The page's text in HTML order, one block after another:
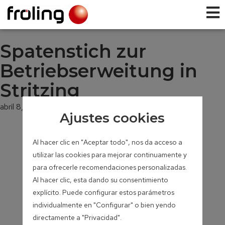
Spatenstich zur
Betriebserweitung in
Stritzing
abril 8, 2011
Ajustes cookies
Al hacer clic en "Aceptar todo", nos da acceso a
utilizar las cookies para mejorar continuamente y
para ofrecerle recomendaciones personalizadas.
Al hacer clic, esta dando su consentimiento
explícito. Puede configurar estos parámetros
individualmente en "Configurar" o bien yendo
directamente a "Privacidad".